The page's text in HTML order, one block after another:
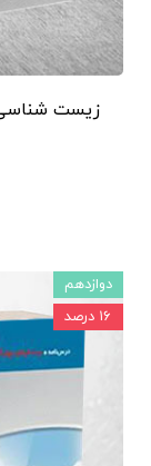
زیست شناسی
دوازدهم
۱۶ درصد